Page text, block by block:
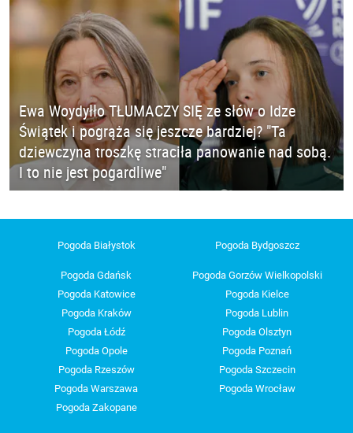
Ewa Woydyłło TŁUMACZY SIĘ ze słów o Idze
Świątek i pogrąża się jeszcze bardziej? "Ta
dziewczyna troszkę straciła panowanie nad sobą.
I to nie jest pogardliwe"
Pogoda Białystok Pogoda Bydgoszcz
Pogoda Gdańsk
Pogoda Gorzów Wielkopolski
Pogoda Katowice
Pogoda Kielce
Pogoda Kraków
Pogoda Lublin
Pogoda Łódź
Pogoda Olsztyn
Pogoda Opole
Pogoda Poznań
Pogoda Rzeszów
Pogoda Szczecin
Pogoda Warszawa
Pogoda Wrocław
Pogoda Zakopane